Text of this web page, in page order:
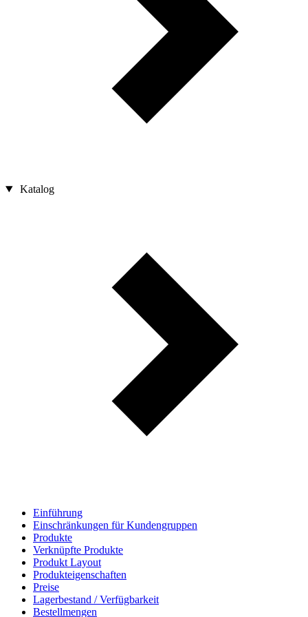
Katalog
Einführung
Einschränkungen für Kundengruppen
Produkte
Verknüpfte Produkte
Produkt Layout
Produkteigenschaften
Preise
Lagerbestand / Verfügbarkeit
Bestellmengen